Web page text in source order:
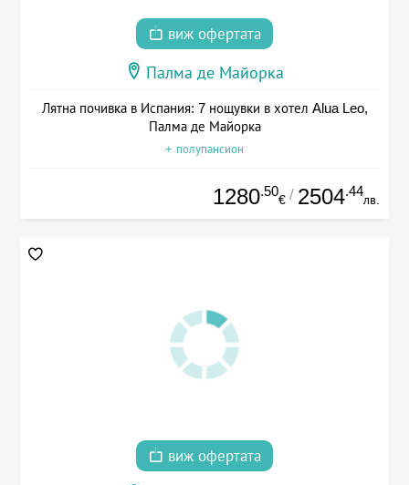
виж офертата
Палма де Майорка
Лятна почивка в Испания: 7 нощувки в хотел Alua Leo,
Палма де Майорка
+ полупансион
1280.50
€ / 2504.44
лв.
виж офертата